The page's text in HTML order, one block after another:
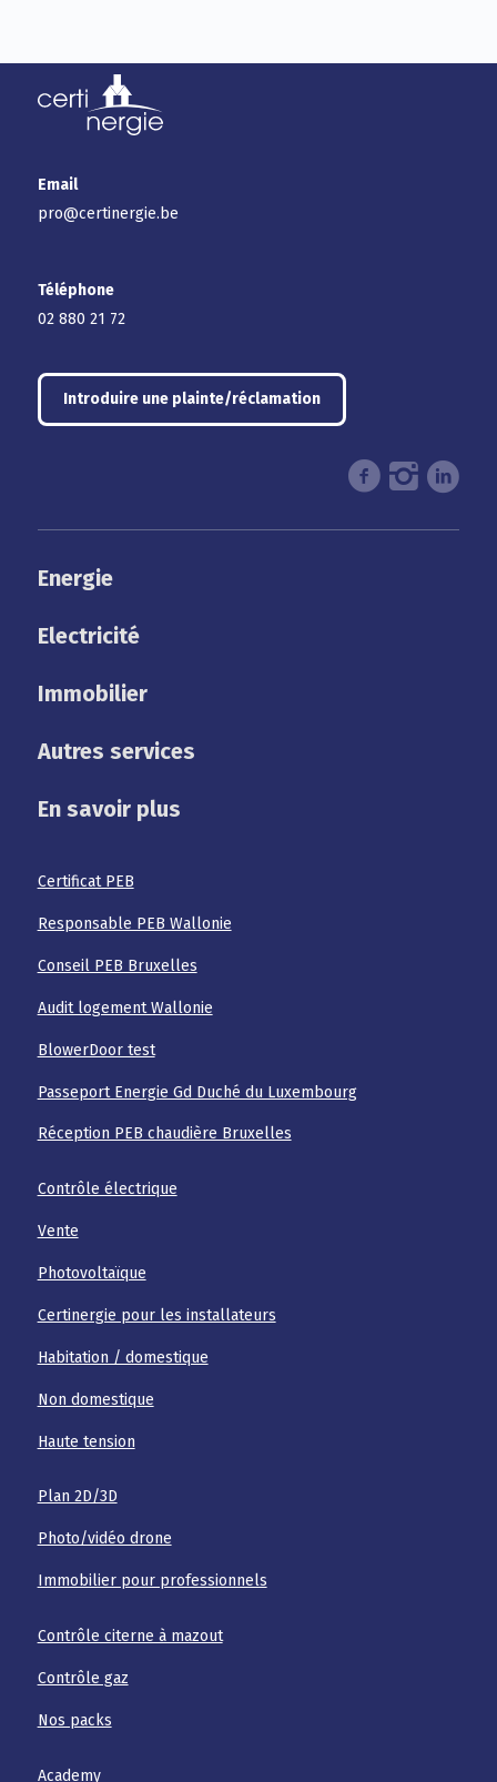
Email
pro@certinergie.be
Téléphone
02 880 21 72
Introduire une plainte/réclamation
Energie
Electricité
Immobilier
Autres services
En savoir plus
Certificat PEB
Responsable PEB Wallonie
Conseil PEB Bruxelles
Audit logement Wallonie
BlowerDoor test
Passeport Energie Gd Duché du Luxembourg
Réception PEB chaudière Bruxelles
Contrôle électrique
Vente
Photovoltaïque
Certinergie pour les installateurs
Habitation / domestique
Non domestique
Haute tension
Plan 2D/3D
Photo/vidéo drone
Immobilier pour professionnels
Contrôle citerne à mazout
Contrôle gaz
Nos packs
Academy